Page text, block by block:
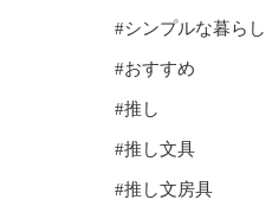
#シンプルな暮らし
#おすすめ
#推し
#推し文具
#推し文房具